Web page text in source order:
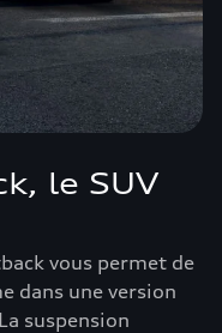
le SUV
vous permet de
dans une version
suspension